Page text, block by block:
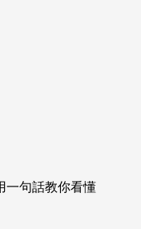
一句話教你看懂